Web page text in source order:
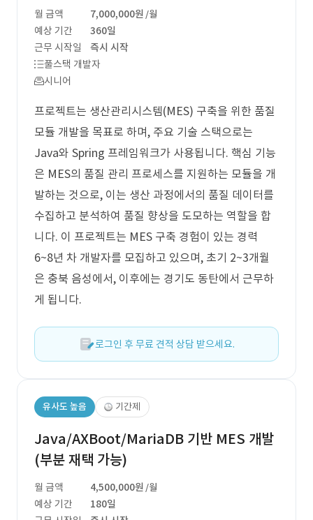
월 금액 7,000,000원 /월
예상 기간
360일
근무 시작일
즉시 시작
풀스택 개발자
시니어
프로젝트는 생산관리시스템(MES) 구축을 위한 품질
모듈 개발을 목표로 하며, 주요 기술 스택으로는
Java와 Spring 프레임워크가 사용됩니다. 핵심 기능
은 MES의 품질 관리 프로세스를 지원하는 모듈을 개
발하는 것으로, 이는 생산 과정에서의 품질 데이터를
수집하고 분석하여 품질 향상을 도모하는 역할을 합
니다. 이 프로젝트는 MES 구축 경험이 있는 경력
6~8년 차 개발자를 모집하고 있으며, 초기 2~3개월
은 충북 음성에서, 이후에는 경기도 동탄에서 근무하
게 됩니다.
로그인 후 무료 견적 상담 받으세요.
유사도 높음 기간제
Java/AXBoot/MariaDB 기반 MES 개발
(부분 재택 가능)
월 금액 4,500,000원 /월
예상 기간
180일